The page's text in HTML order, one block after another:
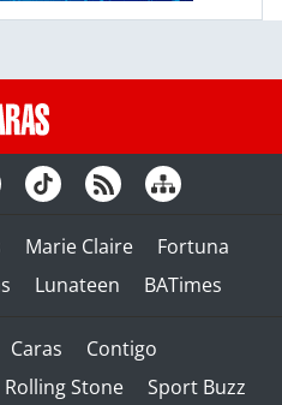
Marie Claire
Fortuna
Lunateen BATimes
Caras
Contigo
Rolling Stone Sport Buzz